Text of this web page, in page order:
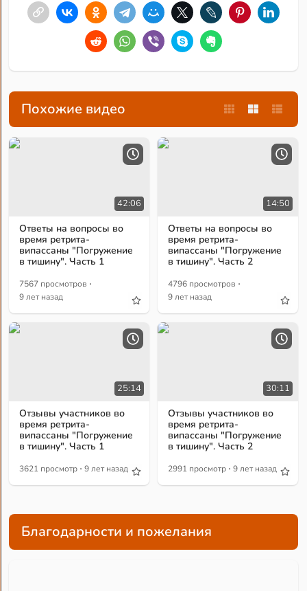
Похожие видео
42:06
Ответы на вопросы во
время ретрита-
випассаны "Погружение
в тишину". Часть 1
7567 просмотров ·
9 лет назад
14:50
Ответы на вопросы во
время ретрита-
випассаны "Погружение
в тишину". Часть 2
4796 просмотров ·
9 лет назад
25:14
Отзывы участников во
время ретрита-
випассаны "Погружение
в тишину". Часть 1
3621 просмотр · 9 лет назад
30:11
Отзывы участников во
время ретрита-
випассаны "Погружение
в тишину". Часть 2
2991 просмотр · 9 лет назад
Благодарности и пожелания